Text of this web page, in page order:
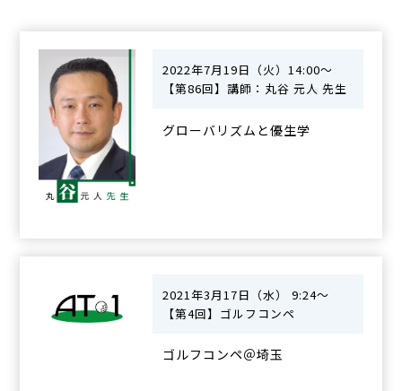
2022年7月19日（火）14:00～
【第86回】講師：丸谷 元人 先生
グローバリズムと優生学
2021年3月17日（水） 9:24～
【第4回】ゴルフコンペ
ゴルフコンペ＠埼玉